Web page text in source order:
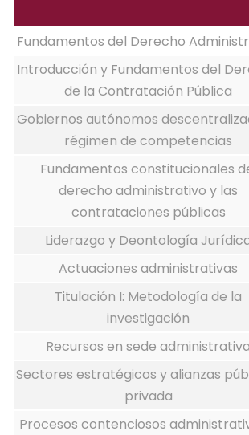
Fundamentos del Derecho
Introducción y Fundamentos del
de la Contratación Pública
Gobiernos autónomos
régimen de competencias
Fundamentos constitucionales
derecho administrativo y las
contrataciones públicas
Liderazgo y Deontología
Actuaciones administrativas
Titulación I: Metodología de la
investigación
Recursos en sede administrativa
Sectores estratégicos y alianzas
privada
Procesos contenciosos